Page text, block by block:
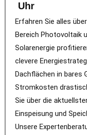
Uhr
Erfahren Sie alles
Bereich Photovoltaik
Solarenergie
clevere
Dachflächen in bares
Stromkosten
Sie über die
Einspeisung und
Unsere